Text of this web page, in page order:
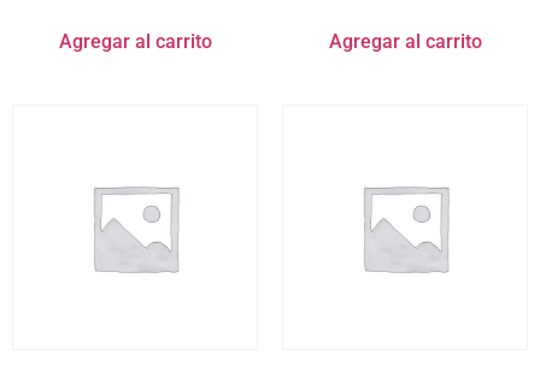
Agregar al carrito Agregar al carrito